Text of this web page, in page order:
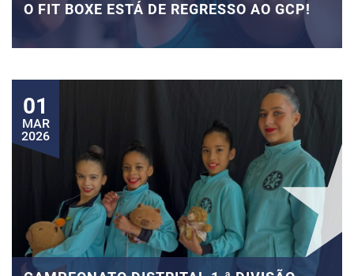
O FIT BOXE ESTÁ DE REGRESSO AO GCP!
01
MAR
2026